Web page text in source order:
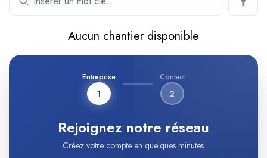
Aucun chantier disponible
Entreprise
1
Contact
2
Rejoignez notre réseau
Créez votre compte en quelques minutes